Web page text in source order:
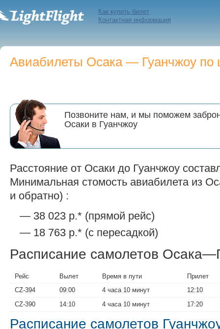
Как купить билет
Контактная информация
Авиабилеты Осака — Гуанчжоу по
Позвоните нам, и мы поможем
Осаки в Гуанчжоу
Расстояние от Осаки до Гуанчжоу
Минимальная стомость авиабилета из
и обратно) :
— 38 023 р.* (прямой рейс)
— 18 763 р.* (с пересадкой)
Расписание самолетов
Рейс Вылет Время в пути
Прилет
CZ-394
09:00 4 часа 10 минут
12:10
CZ-390
14:10 4 часа 10 минут 17:20
Расписание самолетов